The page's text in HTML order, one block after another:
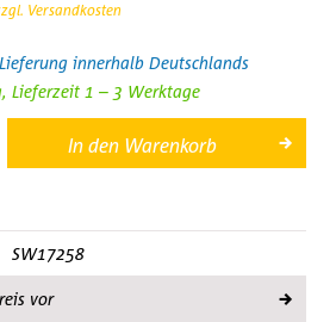
Versandkosten
innerhalb Deutschlands
Lieferzeit 1 – 3 Werktage
In den Warenkorb
SW17258
vor